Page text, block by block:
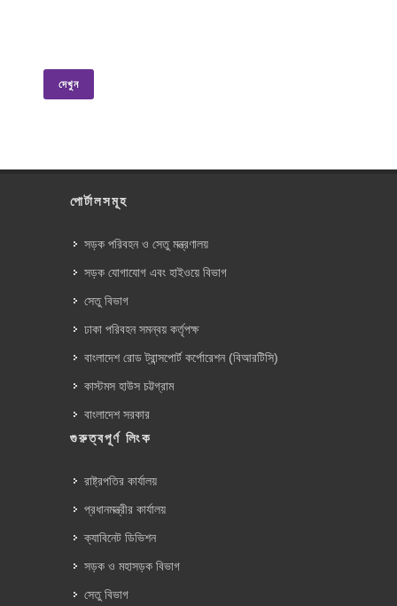
দেখুন
পোর্টালসমূহ
সড়ক পরিবহন ও সেতু মন্ত্রণালয়
সড়ক যোগাযোগ এবং হাইওয়ে বিভাগ
সেতু বিভাগ
ঢাকা পরিবহন সমন্বয় কর্তৃপক্ষ
বাংলাদেশ রোড ট্রান্সপোর্ট কর্পোরেশন (বিআরটিসি)
কাস্টমস হাউস চট্টগ্রাম
বাংলাদেশ সরকার
গুরুত্বপূর্ণ লিংক
রাষ্ট্রপতির কার্যালয়
প্রধানমন্ত্রীর কার্যালয়
ক্যাবিনেট ডিভিশন
সড়ক ও মহাসড়ক বিভাগ
সেতু বিভাগ